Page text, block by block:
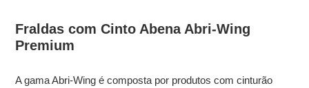
adicionar
produto
ao
carrinho
Fraldas com Cinto Abena Abri-Wing
Premium
A gama Abri-Wing é composta por produtos com cinturão